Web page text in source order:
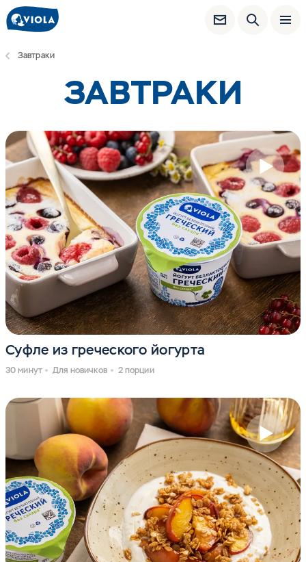
Завтраки
ЗАВТРАКИ
Суфле из греческого йогурта
30 минут Для новичков 2 порции